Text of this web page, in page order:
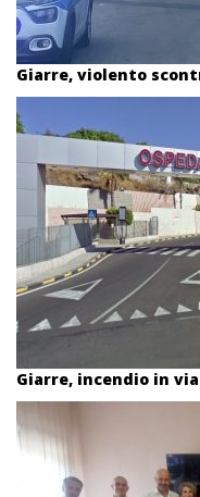
Giarre, violento
Giarre, incendio in